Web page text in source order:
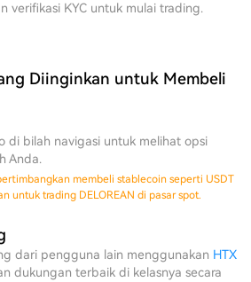
verifikasi KYC untuk mulai trading.
Diinginkan untuk Membeli
di bilah navigasi untuk melihat opsi
Anda.
membeli stablecoin seperti USDT
untuk trading DELOREAN di pasar spot.
dari pengguna lain menggunakan HTX
dukungan terbaik di kelasnya secara